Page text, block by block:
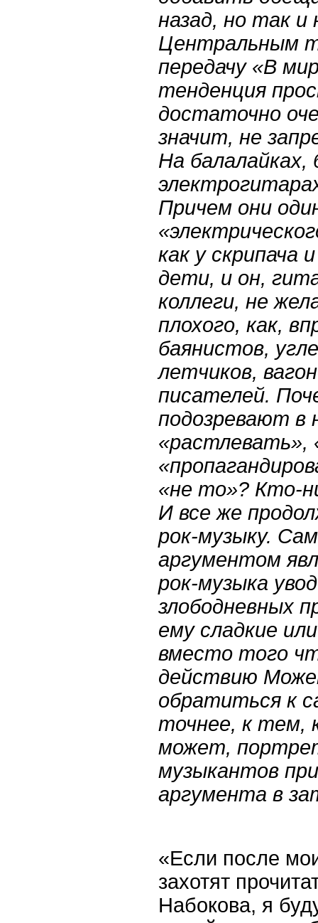
назад, но так и
Центральным
передачу «В
тенденция
достаточно
значит, не
На балалайках,
Причем они
как у скрипача
дети, и он,
коллеги, не
плохого, как,
баянистов,
летчиков,
писателей.
подозревают в
«растлевать»,
«не то»? Кто-
И все же
рок-музыку.
аргументом
рок-музыка
злободневных
ему сладкие
вместо того
действию
обратиться к
точнее, к тем,
может,
музыкантов
аргумента в
«Если после
захотят
Набокова, я